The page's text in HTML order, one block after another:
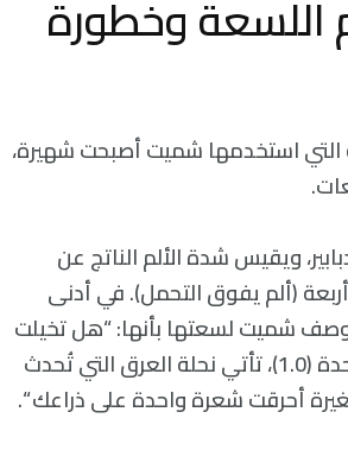
اللسعة وخطورة
التي استخدمها شميت أصبحت شهيرة،
والنحل والدبابير، ويقيس شدة الألم الناتج عن
(ألم يفوق التحمل). في أدنى
وصف شميت لسعتها بأنها: “هل تخيلت
ذلك؟ خدش خفيف يرقص كدغدغة بسيطة”. وعلى درجة واحدة (1.0)، تأتي نحلة العرق التي تُحدث
أحرقت شعرة واحدة على ذراعك “.